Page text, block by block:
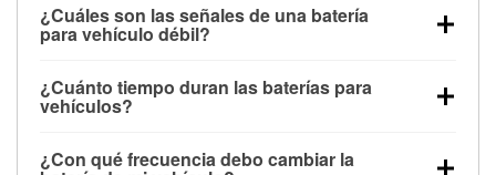
maneras. El método más rápido es utilizar un
multímetro: con el vehículo apagado, conecta los
voltaje: una batería en buen estado y totalmente
cargada debería indicar unos 12.6 voltios. Es
importante saber que las baterías descargadas a
¿Cuáles son las señales de una batería
para vehículo débil?
advertencia. Un arranque lento del motor, faros
tenues, chasquidos al girar la llave o luces de
que la batería tiene una potencia de carga débil.
¿Cuánto tiempo duran las baterías para
vehículos?
entre 3 y 5 años. La duración exacta depende de los
¿Con qué frecuencia debo cambiar la